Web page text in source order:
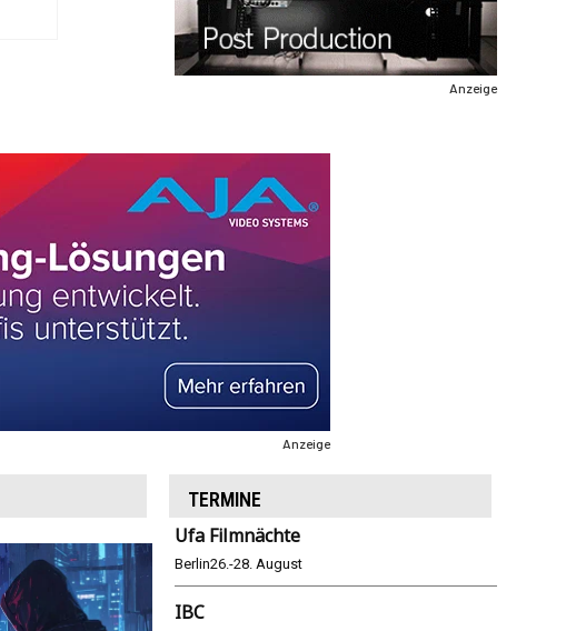
Anzeige
Anzeige
TERMINE
Ufa Filmnächte
Berlin26.-28. August
IBC